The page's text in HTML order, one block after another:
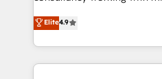
growth • Create content
buyers • Use AI to scale smarter Our
businesses. We go beyond implementation, shaping
the strategy, processes, and
HubSpot into a genuine growth
HubSpot's Global Partner
Elite4.9